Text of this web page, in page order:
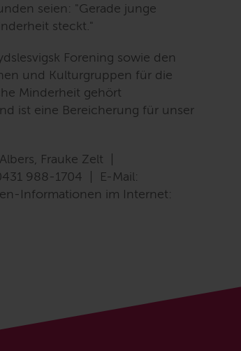
seien: "Gerade junge
steckt."
Forening sowie den
und Kulturgruppen für die
Minderheit gehört
ist eine Bereicherung für unser
Frauke Zelt |
988-1704 | E-Mail:
Informationen im Internet: